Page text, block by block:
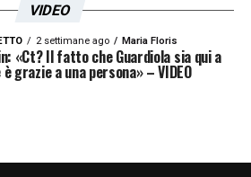
tra tifosi e pubblico
ama il calcio, sarà un
ogni gesto,
avranno un peso
VIDEO
2 settimane ago Maria Floris
«Ct? Il fatto che Guardiola sia qui a
grazie a una persona» – VIDEO